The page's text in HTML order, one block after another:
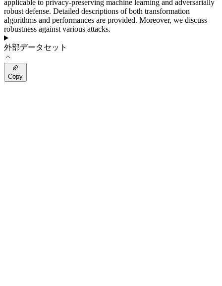
applicable to privacy-preserving machine learning and adversarially
robust defense. Detailed descriptions of both transformation
algorithms and performances are provided. Moreover, we discuss
robustness against various attacks.
外部データセット
Copy